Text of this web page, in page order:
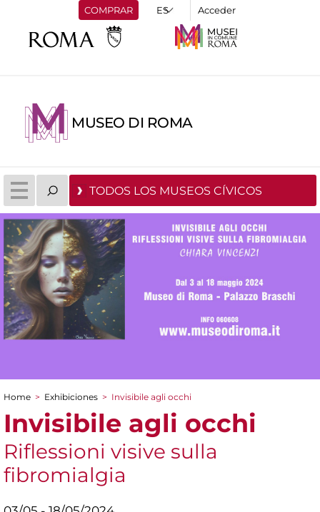
COMPRAR Acceder
MUSEO DI ROMA
TODOS LOS MUSEOS CÍVICOS
You are here
Home > Exhibiciones > Invisibile agli occhi
Invisibile agli occhi
Riflessioni visive sulla
fibromialgia